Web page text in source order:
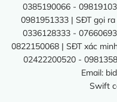
0385190066 -
0981951333 | SĐT gọi
0336128333 -
0822150068 | SĐT xác
02422200520 -
Email:
Swift